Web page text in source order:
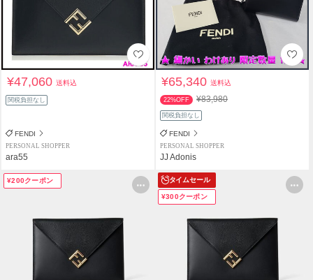
¥47,060送料込
関税負担なし
FENDI
PERSONAL SHOPPER
ara55
¥65,340送料込
22%OFF ¥83,980
関税負担なし
FENDI
PERSONAL SHOPPER
JJ Adonis
¥200クーポン タイムセール
¥300クーポン